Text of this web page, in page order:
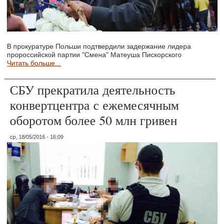
В прокуратуре Польши подтвердили задержание лидера
пророссийской партии "Смена" Матеуша Пискорского
Читать больше...
СБУ прекратила деятельность
конвертцентра с ежемесячным
оборотом более 50 млн гривен
ср, 18/05/2016 - 16:09